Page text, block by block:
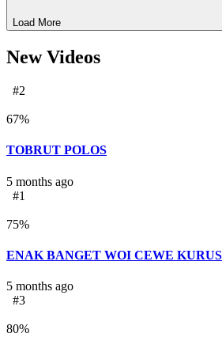
Load More
New Videos
#2
67%
TOBRUT POLOS
5 months ago
#1
75%
ENAK BANGET WOI CEWE
5 months ago
#3
80%